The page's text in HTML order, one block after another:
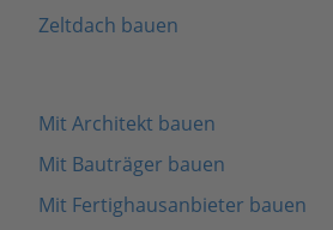
Zeltdach bauen
Mit Architekt bauen
Mit Bauträger bauen
Mit Fertighausanbieter bauen